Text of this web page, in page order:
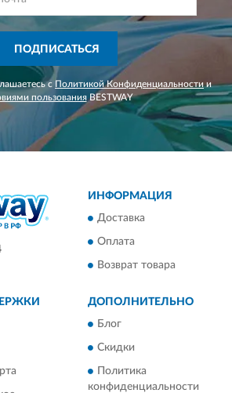
ПОДПИСАТЬСЯ
с Политикой Конфиденциальности и
пользованияBESTWAY
ИНФОРМАЦИЯ
Доставка
Оплата
Возврат товара
ДОПОЛНИТЕЛЬНО
Блог
Скидки
Политика
конфиденциальности